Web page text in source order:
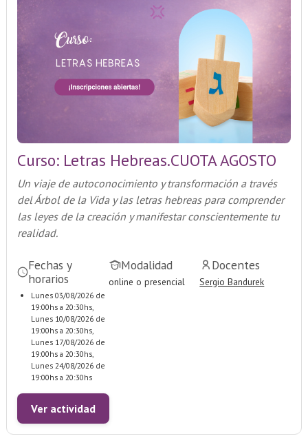
Curso: Letras Hebreas.CUOTA AGOSTO
Un viaje de autoconocimiento y transformación a través
del Árbol de la Vida y las letras hebreas para comprender
las leyes de la creación y manifestar conscientemente tu
realidad.
Fechas y
horarios
Lunes 03/08/2026 de
19:00hs a 20:30hs,
Lunes 10/08/2026 de
19:00hs a 20:30hs,
Lunes 17/08/2026 de
19:00hs a 20:30hs,
Lunes 24/08/2026 de
19:00hs a 20:30hs
Modalidad
online o presencial
Docentes
Sergio Bandurek
Ver actividad